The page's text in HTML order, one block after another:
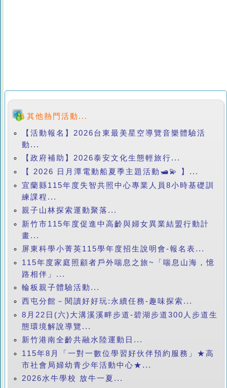
其他熱門活動...
【活動報名】2026台東最美星空導覽音樂體驗活
動...
【政府補助】2026泰安文化生態輕旅行...
【 2026 日月潭電動船夏季主題活動🛥️💫 】...
宜蘭縣115年度失智共照中心專業人員8小時基礎訓
練課程...
親子山林探索運動聚落...
新竹市115年度促進中高齡與婦女異業結盟行動計
畫...
屏東科學小菁英115學年度招生說明會-報名表...
115年度家庭照顧者戶外喘息之旅~「喘息山海，憶
路相伴」...
輪板親子體驗活動...
西屯分館－閱讀好好玩:永續任務-趣味探索...
8月22日(六)大溝溪溪畔步道-碧湖步道300人步道生
態環境解說導覽...
新竹港南全齡共融水陸運動日...
115年8月「一對一數位學習好伙伴預約服務」★高
市社會局婦幼青少年活動中心★...
2026水牛學校 放牛一夏...